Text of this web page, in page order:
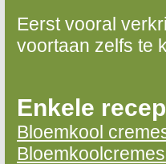
Eerst vooral
voortaan zelfs te
Enkele
Bloemkool